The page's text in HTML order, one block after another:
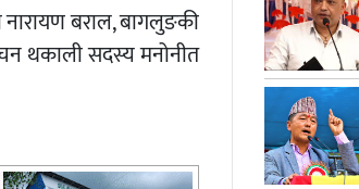
बराल, बागलुङकी
थकाली सदस्य मनोनीत